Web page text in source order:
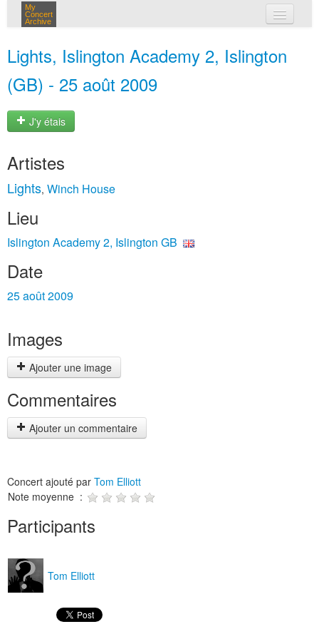
My
Concert
Archive
Lights, Islington Academy 2, Islington
(GB) - 25 août 2009
J'y étais
Artistes
Lights, Winch House
Lieu
Islington Academy 2, Islington GB
Date
25 août 2009
Images
Ajouter une image
Commentaires
Ajouter un commentaire
Concert ajouté par Tom Elliott
Note moyenne :
Participants
Tom Elliott